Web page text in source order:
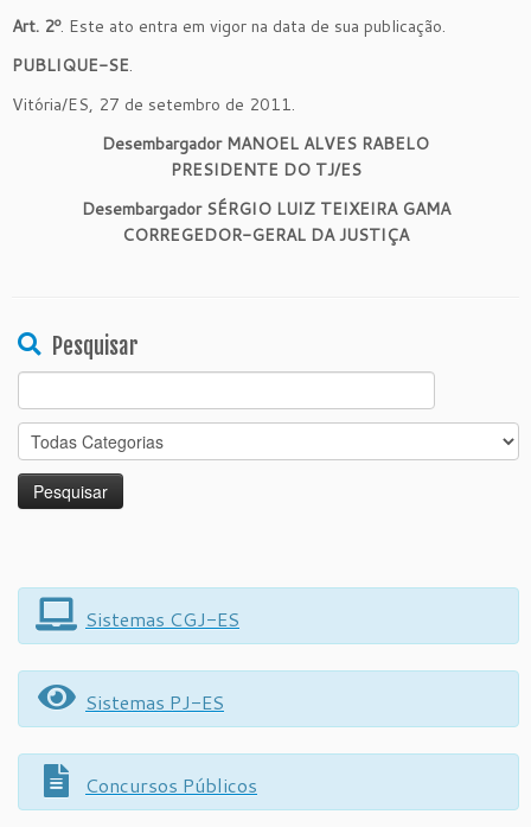
Art. 2º. Este ato entra em vigor na data de sua publicação.
PUBLIQUE-SE.
Vitória/ES, 27 de setembro de 2011.
Desembargador MANOEL ALVES RABELO
PRESIDENTE DO TJ/ES
Desembargador SÉRGIO LUIZ TEIXEIRA GAMA
CORREGEDOR-GERAL DA JUSTIÇA
Pesquisar
Search
for:
Sistemas CGJ-ES
Sistemas PJ-ES
Concursos Públicos